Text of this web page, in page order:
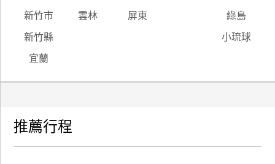
新竹市 雲林 屏東 綠島
新竹縣 小琉球
宜蘭
推薦行程